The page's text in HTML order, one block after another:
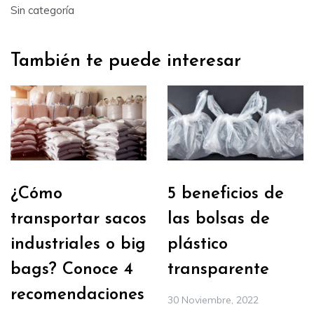
Sin categoría
También te puede interesar
¿Cómo
transportar sacos
industriales o big
bags? Conoce 4
recomendaciones
5 beneficios de
las bolsas de
plástico
transparente
30 Noviembre, 2022